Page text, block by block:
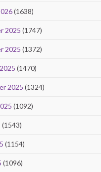
(1638)
2025 (1747)
2025 (1372)
(1470)
2025 (1324)
(1092)
(1543)
(1154)
(1096)